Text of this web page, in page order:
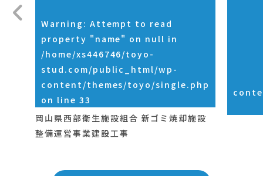
Warning : Attempt to read
property "name" on null in
/home/xs446746/toyo-
stud.com/public_html/wp-
content/themes/toyo/single.php
on line 33
岡山県西部衛生施設組合 新ゴミ焼却施設
整備運営事業建設工事